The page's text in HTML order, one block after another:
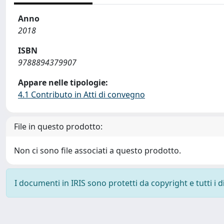
Anno
2018
ISBN
9788894379907
Appare nelle tipologie:
4.1 Contributo in Atti di convegno
File in questo prodotto:
Non ci sono file associati a questo prodotto.
I documenti in IRIS sono protetti da copyright e tutti i